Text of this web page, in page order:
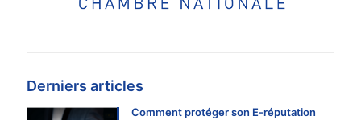
Derniers articles
Comment protéger son E-réputation